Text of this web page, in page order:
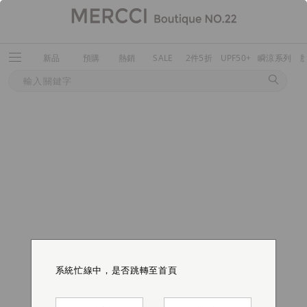
新品 預購 熱銷 SALE 2件5折 UPF50+ 瞬涼系列
系統忙線中，是否跳轉至首頁
系統忙線中，是否跳轉至首頁
系統忙線中，是否跳轉至首頁
系統忙線中，是否跳轉至首頁
系統忙線中，是否跳轉至首頁